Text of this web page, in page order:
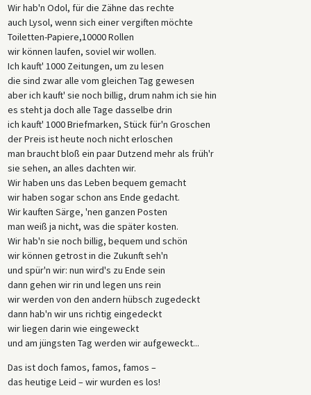
Wir hab'n Odol, für die Zähne das rechte
auch Lysol, wenn sich einer vergiften möchte
Toiletten-Papiere,10000 Rollen
wir können laufen, soviel wir wollen.
Ich kauft' 1000 Zeitungen, um zu lesen
die sind zwar alle vom gleichen Tag gewesen
aber ich kauft' sie noch billig, drum nahm ich sie hin
es steht ja doch alle Tage dasselbe drin
ich kauft' 1000 Briefmarken, Stück für'n Groschen
der Preis ist heute noch nicht erloschen
man braucht bloß ein paar Dutzend mehr als früh'r
sie sehen, an alles dachten wir.
Wir haben uns das Leben bequem gemacht
wir haben sogar schon ans Ende gedacht.
Wir kauften Särge, 'nen ganzen Posten
man weiß ja nicht, was die später kosten.
Wir hab'n sie noch billig, bequem und schön
wir können getrost in die Zukunft seh'n
und spür'n wir: nun wird's zu Ende sein
dann gehen wir rin und legen uns rein
wir werden von den andern hübsch zugedeckt
dann hab'n wir uns richtig eingedeckt
wir liegen darin wie eingeweckt
und am jüngsten Tag werden wir aufgeweckt...
Das ist doch famos, famos, famos –
das heutige Leid – wir wurden es los!